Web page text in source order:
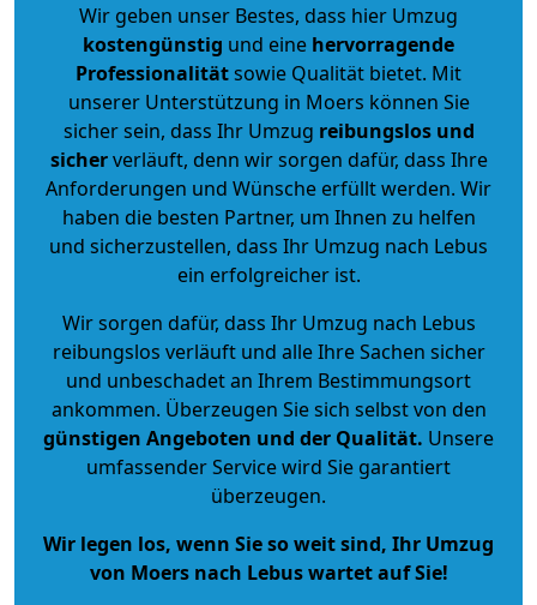
Wir geben unser Bestes, dass hier Umzug
kostengünstig und eine hervorragende
Professionalitätsowie Qualität bietet. Mit
unserer Unterstützung in Moers können Sie
sicher sein, dass Ihr Umzug reibungslos und
sicherverläuft, denn wir sorgen dafür, dass Ihre
Anforderungen und Wünsche erfüllt werden. Wir
haben die besten Partner, um Ihnen zu helfen
und sicherzustellen, dass Ihr Umzug nach Lebus
ein erfolgreicher ist.
Wir sorgen dafür, dass Ihr Umzug nach Lebus
reibungslos verläuft und alle Ihre Sachen sicher
und unbeschadet an Ihrem Bestimmungsort
ankommen. Überzeugen Sie sich selbst von den
günstigen Angeboten und der Qualität. Unsere
umfassender Service wird Sie garantiert
überzeugen.
Wir legen los, wenn Sie so weit sind, Ihr Umzug
von Moers nach Lebus wartet auf Sie!